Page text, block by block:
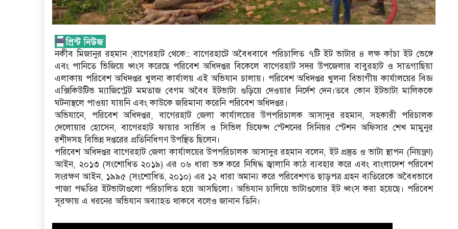
নকীব মিজানুর রহমান ;বাগেরহাট থেকে:: বাগেরহাটে অবৈধবাবে পরিচালিত ৭টি ইট ভাটার ৪ লক্ষ কাঁচা ইট ভেঙ্গে
এবং পানিতে ভিজিয়ে ধ্বংস করেছে পরিবেশ অধিদপ্তর বিকেলে বাগেরহাট সদর উপজেলার বাবুরহাট ও সাতগাছিয়া
এলাকায় পরিবেশ অধিদপ্তর খুলনা কার্যালয় এই অভিযান চালায়। পরিবেশ অধিদপ্তর খুলনা বিভাগীয় কার্যালয়ের বিজ্ঞ
এক্সিকিউটিভ ম্যাজিস্ট্রেট মমতাজ বেগম অবৈধ ইটভাটা গুড়িয়ে দেওয়ার নির্দেশ দেন।তবে কোন ইটভাটা মালিককে
ঘটনাস্থলে পাওয়া যায়নি এবং কাউকে জরিমানা করেনি পরিবেশ অধিদপ্তর।
অভিযানে, পরিবেশ অধিদপ্তর, বাগেরহাট জেলা কার্যালয়ের উপপরিচালক আসাদুর রহমান, সহকারী পরিচালক
দেলোয়ার হোসেন, বাগেরহাট ফায়ার সার্ভিস ও সিভিল ডিফেন্স স্টেশনের সিনিয়র স্টেশন অফিসার শেখ মামুনুর
রশীদসহ বিভিন্ন দপ্তরের প্রতিনিধিগণ উপস্থিত ছিলেন।
পরিবেশ অধিদপ্তর বাগেরহাট জেলা কার্যালয়ের উপপরিচালক আসাদুর রহমান বলেন, ইট প্রস্তুত ও ভাটা স্থাপন (নিয়ন্ত্রণ)
আইন, ২০১৩ (সংশোধিত ২০১৯) এর ০৬ ধারা ভঙ্গ করে নিষিদ্ধ জ্বালানি কাঠ ব্যবহার করে এবং বাংলাদেশ পরিবেশ
সংরক্ষণ আইন, ১৯৯৫ (সংশোধিত, ২০১০) এর ১২ ধারা অমান্য করে পরিবেশগত ছাড়পত্র গ্রহন ব্যতিরেকে অবৈধভাবে
পাজা পদ্ধতির ইটভাটাগুলো পরিচালিত হয়ে আসছিলো। অভিযান চালিয়ে ভাটাগুলোর ইট ধ্বংস করা হয়েছে। পরিবেশ
সূরক্ষায় এ ধরনের অভিযান অব্যাহত থাকবে বলেও জানান তিনি।